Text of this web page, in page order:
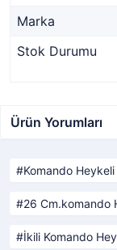
Marka
Stok Durumu
Ürün Yorumları
Komando Heykeli
26 Cm.komando
İkili Komando